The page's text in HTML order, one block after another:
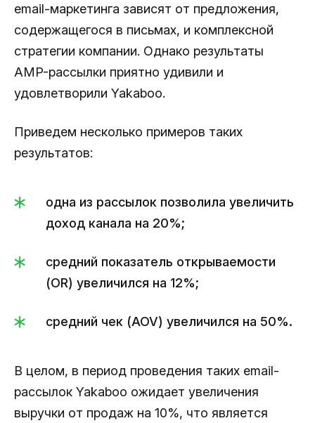
email-маркетинга зависят от предложения,
содержащегося в письмах, и комплексной
стратегии компании. Однако результаты
AMP-рассылки приятно удивили и
удовлетворили Yakaboo.
Приведем несколько примеров таких
результатов:
одна из рассылок позволила увеличить
доход канала на 20%;
средний показатель открываемости
(OR) увеличился на 12%;
средний чек (AOV) увеличился на 50%.
В целом, в период проведения таких email-
рассылок Yakaboo ожидает увеличения
выручки от продаж на 10%, что является